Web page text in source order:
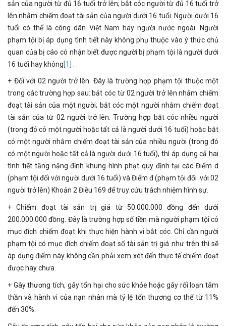
sản của người từ đủ 16 tuổi trở lên; bắt cóc người từ đủ 16 tuổi trở
lên nhằm chiếm đoạt tài sản của người dưới 16 tuổi. Người dưới 16
tuổi có thể là công dân Việt Nam hay người nước ngoài. Người
phạm tội bị áp dụng tình tiết này không phụ thuộc vào ý thức chủ
quan của bị cáo có nhận biết được người bị phạm tội là người dưới
16 tuổi hay không[1]
+ Đối với 02 người trở lên. Đây là trường hợp phạm tội thuộc một
trong các trường hợp sau: bắt cóc từ 02 người trở lên nhằm chiếm
đoạt tài sản của một người; bắt cóc một người nhằm chiếm đoạt
tài sản của từ 02 người trở lên. Trường hợp bắt cóc nhiều người
(trong đó có một người hoặc tất cả là người dưới 16 tuổi) hoặc bắt
có một người nhằm chiếm đoạt tài sản của nhiều người (trong đó
có một người hoặc tất cả là người dưới 16 tuổi), thì áp dụng cả hai
tình tiết tăng nặng định khung hình phạt quy định tại các Điểm d
(phạm tội đối với người dưới 16 tuổi) và Điểm đ (phạm tội đối với 02
người trở lên) Khoản 2 Điều 169 để truy cứu trách nhiệm hình sự.
+ Chiếm đoạt tài sản trị giá từ 50.000.000 đồng đến dưới
200.000.000 đồng. Đây là trường hợp số tiền mà người phạm tội có
mục đích chiếm đoạt khi thực hiện hành vi bắt cóc. Chỉ cần người
phạm tội có mục đích chiếm đoạt số tài sản trị giá như trên thì sẽ
áp dụng điểm này không cần phải xem xét đến thực tế chiếm đoạt
được hay chưa.
+ Gây thương tích, gây tổn hại cho sức khỏe hoặc gây rối loạn tâm
thần và hành vi của nạn nhân mà tỷ lệ tổn thương cơ thể từ 11%
đến 30%.